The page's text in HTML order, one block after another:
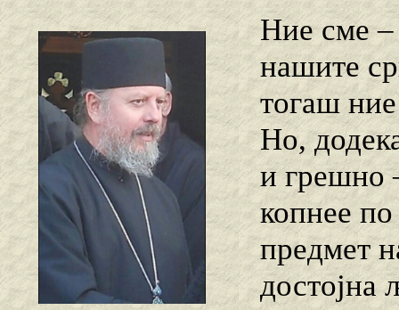
Ние сме –
нашите
тогаш
Но,
и грешно
копнее
предмет
достојна